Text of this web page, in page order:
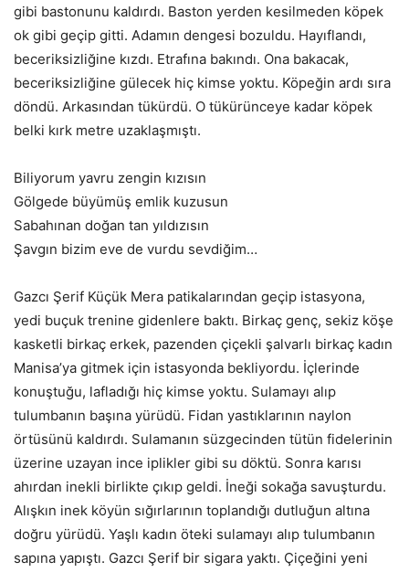
gibi bastonunu kaldırdı. Baston yerden kesilmeden köpek
ok gibi geçip gitti. Adamın dengesi bozuldu. Hayıflandı,
beceriksizliğine kızdı. Etrafına bakındı. Ona bakacak,
beceriksizliğine gülecek hiç kimse yoktu. Köpeğin ardı sıra
döndü. Arkasından tükürdü. O tükürünceye kadar köpek
belki kırk metre uzaklaşmıştı.
Biliyorum yavru zengin kızısın
Gölgede büyümüş emlik kuzusun
Sabahınan doğan tan yıldızısın
Şavgın bizim eve de vurdu sevdiğim…
Gazcı Şerif Küçük Mera patikalarından geçip istasyona,
yedi buçuk trenine gidenlere baktı. Birkaç genç, sekiz köşe
kasketli birkaç erkek, pazenden çiçekli şalvarlı birkaç kadın
Manisa’ya gitmek için istasyonda bekliyordu. İçlerinde
konuştuğu, lafladığı hiç kimse yoktu. Sulamayı alıp
tulumbanın başına yürüdü. Fidan yastıklarının naylon
örtüsünü kaldırdı. Sulamanın süzgecinden tütün fidelerinin
üzerine uzayan ince iplikler gibi su döktü. Sonra karısı
ahırdan inekli birlikte çıkıp geldi. İneği sokağa savuşturdu.
Alışkın inek köyün sığırlarının toplandığı dutluğun altına
doğru yürüdü. Yaşlı kadın öteki sulamayı alıp tulumbanın
sapına yapıştı. Gazcı Şerif bir sigara yaktı. Çiçeğini yeni